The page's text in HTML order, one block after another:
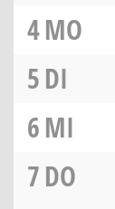
4MO
5DI
6MI
7DO